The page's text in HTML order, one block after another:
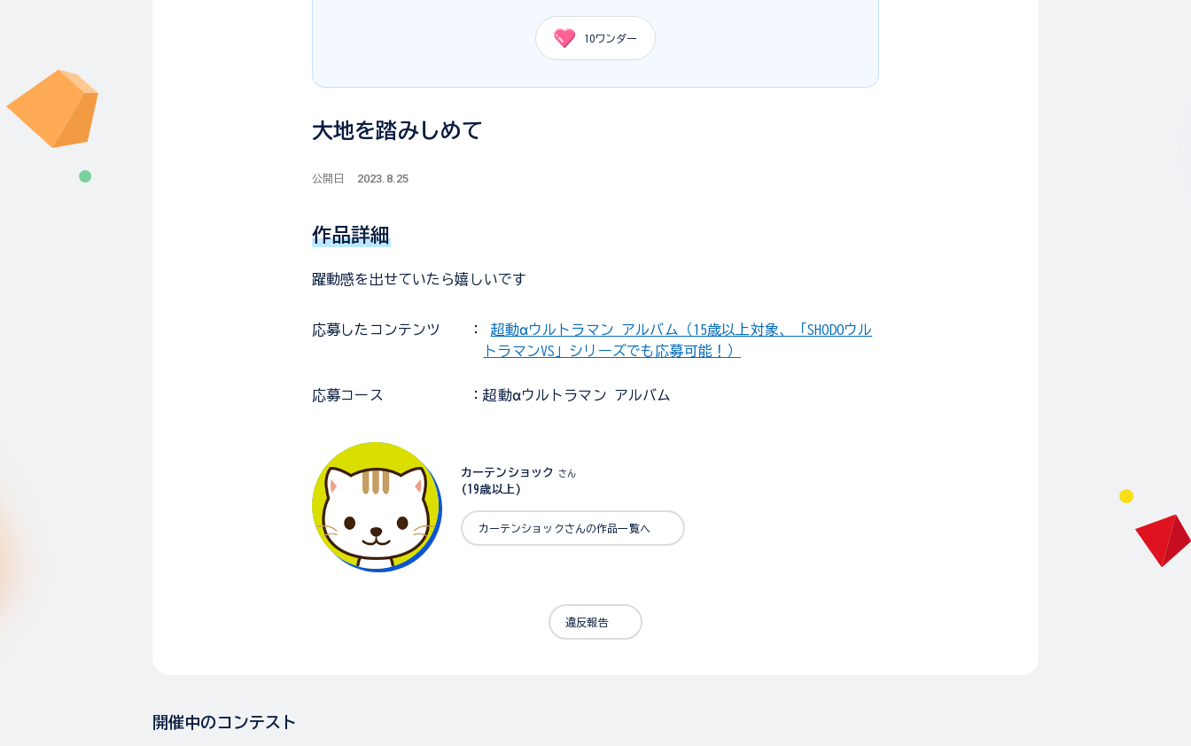
10ワンダー
大地を踏みしめて
公開日 2023.8.25
作品詳細
躍動感を出せていたら嬉しいです
応募した コンテンツ ： 超動αウルトラマン アルバム（15歳以上対象、「SHODOウル
トラマンVS」シリーズでも応募可能！）
応募コース ：超動αウルトラマン アルバム
カーテンショック さん
(19歳以上)
カーテンショックさんの作品一覧へ
違反報告
開催中のコンテスト